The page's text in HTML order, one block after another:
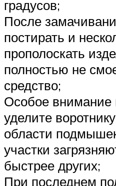
градусов;
После
постирать и
прополоскать
полностью не
средство;
Особое внимание
уделите
области
участки
быстрее других;
При последнем